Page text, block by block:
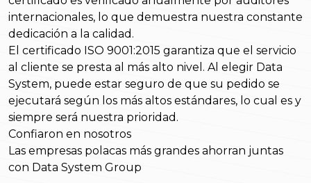
internacionales, lo que demuestra nuestra constante
dedicación a la calidad.
El certificado ISO 9001:2015 garantiza que el servicio
al cliente se presta al más alto nivel. Al elegir Data
System, puede estar seguro de que su pedido se
ejecutará según los más altos estándares, lo cual es y
siempre será nuestra prioridad.
Confiaron en nosotros
Las empresas polacas más grandes ahorran juntas
con Data System Group